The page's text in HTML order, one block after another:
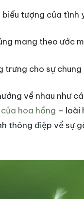
biểu tượng của tình
mang theo ước
cho sự
về nhau như
hoa hồng – loài
thông điệp về sự